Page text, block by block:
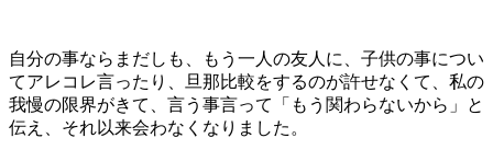
自分の事ならまだしも、もう一人の友人に、子供の事につい
てアレコレ言ったり、旦那比較をするのが許せなくて、私の
我慢の限界がきて、言う事言って「もう関わらないから」と
伝え、それ以来会わなくなりました。